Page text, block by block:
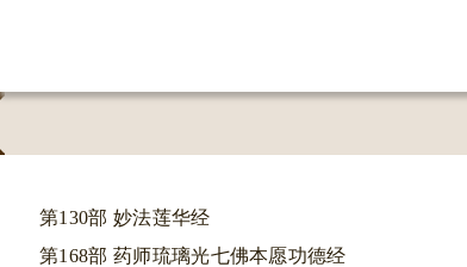
第130部 妙法莲华经
第168部 药师琉璃光七佛本愿功德经